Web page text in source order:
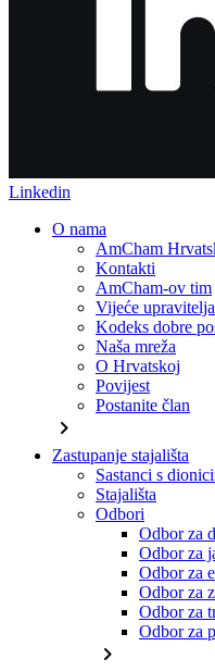
Linkedin
O nama
AmCham
Kontakti
AmCham-ov tim
Vijeće upravitelja
Kodeks dobre
Naša mreža
O Hrvatskoj
Povijest
Postanite član
chevron_right
Zastupanje stajališta
Sastanci s
Stajališta
Odbori
Odbor za
Odbor za
Odbor za
Odbor za
Odbor za
Odbor za
chevron_right